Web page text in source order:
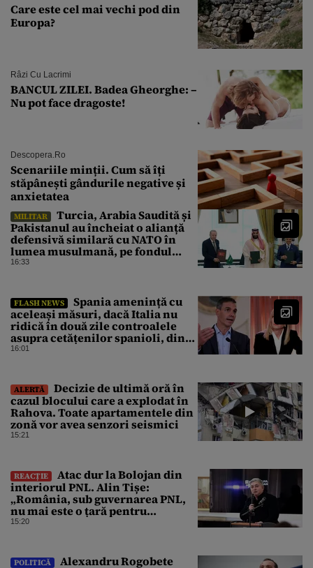
Care este cel mai vechi pod din
Europa?
Râzi Cu Lacrimi
BANCUL ZILEI. Badea Gheorghe: –
Nu pot face dragoste!
Descopera.ro
Scenariile minții. Cum să îți
stăpânești gândurile negative și
anxietatea
MILITAR
Turcia, Arabia Saudită și
Pakistanul au încheiat o alianță
defensivă similară cu NATO în
lumea musulmană, pe fondul
conflictelor din Orientul Mijlociu
16:33
FLASH NEWS
Spania amenință cu
aceleași măsuri, dacă Italia nu
ridică în două zile controalele
asupra cetățenilor spanioli, din
cauza crizei migrației
16:01
ALERTĂ
Decizie de ultimă oră în
cazul blocului care a explodat în
Rahova. Toate apartamentele din
zonă vor avea senzori seismici
15:21
REACȚIE
Atac dur la Bolojan din
interiorul PNL. Alin Tișe:
„România, sub guvernarea PNL,
nu mai este o țară pentru
investitori”
15:20
POLITICĂ
Alexandru Rogobete